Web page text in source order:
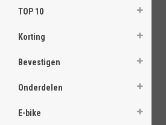
TOP 10
Korting
Bevestigen
Onderdelen
E-bike